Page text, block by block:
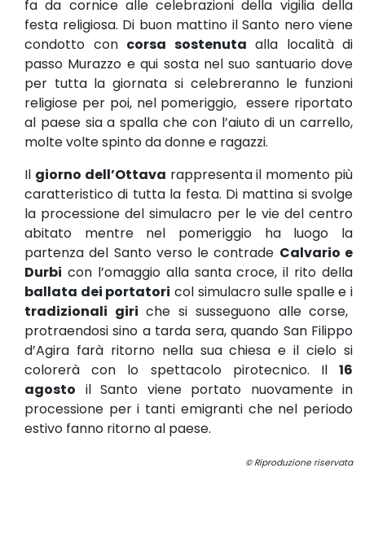
fa da cornice alle celebrazioni della vigilia della
festa religiosa. Di buon mattino il Santo nero viene
condotto con corsa sostenuta alla località di
passo Murazzo e qui sosta nel suo santuario dove
per tutta la giornata si celebreranno le funzioni
religiose per poi, nel pomeriggio, essere riportato
al paese sia a spalla che con l’aiuto di un carrello,
molte volte spinto da donne e ragazzi.
Il giorno dell’Ottava rappresenta il momento più
caratteristico di tutta la festa. Di mattina si svolge
la processione del simulacro per le vie del centro
abitato mentre nel pomeriggio ha luogo la
partenza del Santo verso le contrade Calvario e
Durbi con l’omaggio alla santa croce, il rito della
ballata dei portatori col simulacro sulle spalle e i
tradizionali giri che si susseguono alle corse,
protraendosi sino a tarda sera, quando San Filippo
d’Agira farà ritorno nella sua chiesa e il cielo si
colorerà con lo spettacolo pirotecnico. Il 16
agosto il Santo viene portato nuovamente in
processione per i tanti emigranti che nel periodo
estivo fanno ritorno al paese.
© Riproduzione riservata